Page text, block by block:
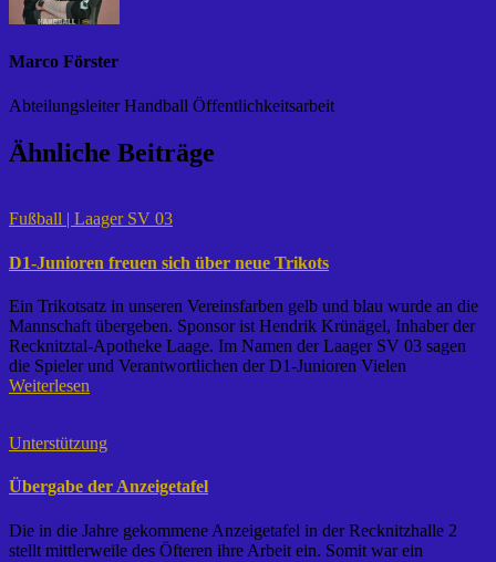
Marco Förster
Abteilungsleiter Handball Öffentlichkeitsarbeit
Ähnliche Beiträge
Fußball | Laager SV 03
D1-Junioren freuen sich über neue Trikots
Ein Trikotsatz in unseren Vereinsfarben gelb und blau wurde an die
Mannschaft übergeben. Sponsor ist Hendrik Krünägel, Inhaber der
Recknitztal-Apotheke Laage. Im Namen der Laager SV 03 sagen
die Spieler und Verantwortlichen der D1-Junioren Vielen
Weiterlesen
Unterstützung
Übergabe der Anzeigetafel
Die in die Jahre gekommene Anzeigetafel in der Recknitzhalle 2
stellt mittlerweile des Öfteren ihre Arbeit ein. Somit war ein